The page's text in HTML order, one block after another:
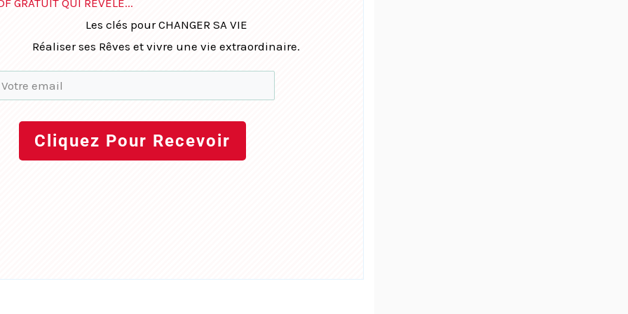
GRATUIT QUI RÉVÈLE...
Les clés pour CHANGER SA VIE
Réaliser ses Rêves et vivre une vie extraordinaire.
Cliquez Pour Recevoir